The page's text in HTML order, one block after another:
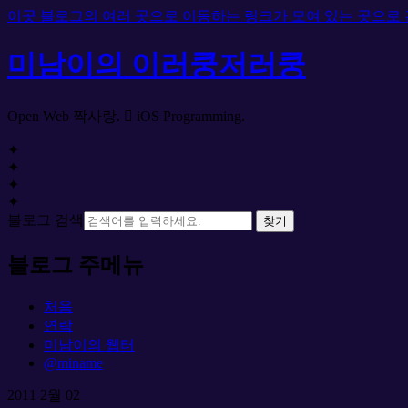
이곳 블로그의 여러 곳으로 이동하는 링크가 모여 있는 곳으로
미남이의 이러쿵저러쿵
Open Web 짝사랑.  iOS Programming.
✦
✦
✦
✦
블로그 검색
찾기
블로그 주메뉴
처음
연락
미남이의 웹터
@miname
2011 2월 02